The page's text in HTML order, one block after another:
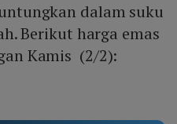
dalam suku
Berikut harga emas
Kamis (2/2):